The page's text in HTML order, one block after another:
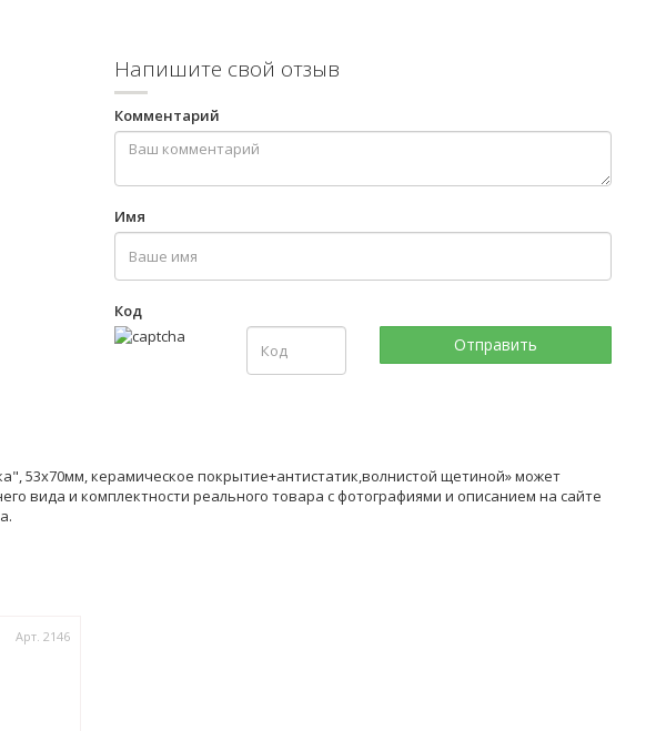
Напишите свой отзыв
Комментарий
Имя
Код
53х70мм, керамическое покрытие+антистатик,волнистой щетиной» может
вида и комплектности реального товара с фотографиями и описанием на сайте
Арт. 2146